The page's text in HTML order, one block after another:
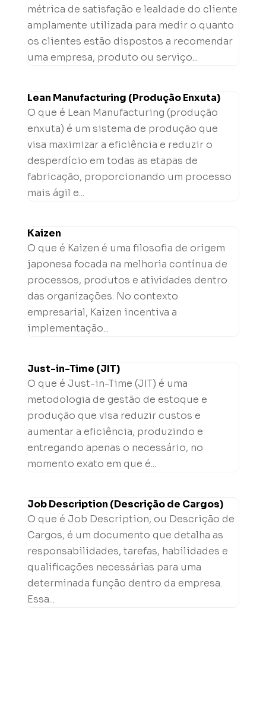
métrica de satisfação e lealdade do cliente
amplamente utilizada para medir o quanto
os clientes estão dispostos a recomendar
uma empresa, produto ou serviço...
Lean Manufacturing (Produção Enxuta)
O que é Lean Manufacturing (produção
enxuta) é um sistema de produção que
visa maximizar a eficiência e reduzir o
desperdício em todas as etapas de
fabricação, proporcionando um processo
mais ágil e...
Kaizen
O que é Kaizen é uma filosofia de origem
japonesa focada na melhoria contínua de
processos, produtos e atividades dentro
das organizações. No contexto
empresarial, Kaizen incentiva a
implementação...
Just-in-Time (JIT)
O que é Just-in-Time (JIT) é uma
metodologia de gestão de estoque e
produção que visa reduzir custos e
aumentar a eficiência, produzindo e
entregando apenas o necessário, no
momento exato em que é...
Job Description (Descrição de Cargos)
O que é Job Description, ou Descrição de
Cargos, é um documento que detalha as
responsabilidades, tarefas, habilidades e
qualificações necessárias para uma
determinada função dentro da empresa.
Essa...